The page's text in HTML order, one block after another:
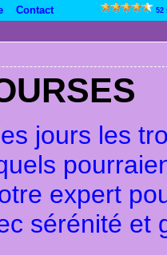
Contact 52
jours les
expert
sérénité et